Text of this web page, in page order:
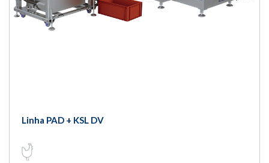
Linha PAD + KSL DV